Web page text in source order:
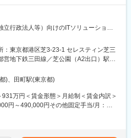
して地域貢献に寄与することができま
る業務
ティングにも力を入れ、新規顧客への初
開予定です。
様々ですが、自治体は単年度予算執行で
調達から導入までは1年以内となります。
ムで1億～3億、部門システムで1千万～1
規模で役割分担を行っており、人口20万
立行政法人等）向けのITソリューション
立行政法人等）の課題に対して、個別シ
ービス、AI等を活用し提案活動を実施い
：東京都港区芝3-23-1 セレスティン芝三
営地下鉄三田線／芝公園（A2出口）駅受
煙変更の範囲：会社の定める事業所（リ
)、田町駅(東京都)
万円＜賃金形態＞月給制＜賃金内訳＞
円～490,000円その他固定手当/月：